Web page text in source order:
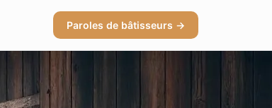
Paroles de bâtisseurs →